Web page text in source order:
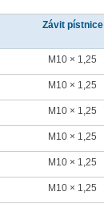
Závit pístnice
M10 × 1,25
M10 × 1,25
M10 × 1,25
M10 × 1,25
M10 × 1,25
M10 × 1,25